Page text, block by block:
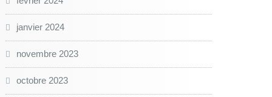
janvier 2024
novembre 2023
octobre 2023